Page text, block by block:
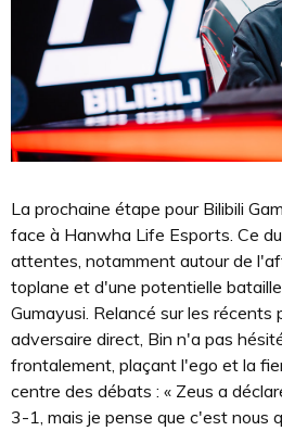
La prochaine étape pour Bilibili
face à Hanwha Life Esports. Ce
attentes, notamment autour de
toplane et d'une potentielle
Gumayusi. Relancé sur les
adversaire direct, Bin n'a pas
frontalement, plaçant l'ego et la
centre des débats : « Zeus a
3-1, mais je pense que c'est nous